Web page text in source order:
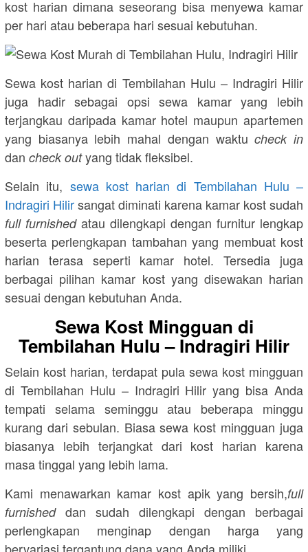
kost harian dimana seseorang bisa menyewa kamar
per hari atau beberapa hari sesuai kebutuhan.
Sewa kost harian di Tembilahan Hulu – Indragiri Hilir
juga hadir sebagai opsi sewa kamar yang lebih
terjangkau daripada kamar hotel maupun apartemen
yang biasanya lebih mahal dengan waktucheck in
dan check outyang tidak fleksibel.
Selain itu, sewa kost harian di Tembilahan Hulu –
Indragiri Hilirsangat diminati karena kamar kost sudah
full furnished atau dilengkapi dengan furnitur lengkap
beserta perlengkapan tambahan yang membuat kost
harian terasa seperti kamar hotel. Tersedia juga
berbagai pilihan kamar kost yang disewakan harian
sesuai dengan kebutuhan Anda.
Sewa Kost Mingguan di
Tembilahan Hulu – Indragiri Hilir
Selain kost harian, terdapat pula sewa kost mingguan
di Tembilahan Hulu – Indragiri Hilir yang bisa Anda
tempati selama seminggu atau beberapa minggu
kurang dari sebulan. Biasa sewa kost mingguan juga
biasanya lebih terjangkat dari kost harian karena
masa tinggal yang lebih lama.
Kami menawarkan kamar kost apik yang bersih,full
furnished dan sudah dilengkapi dengan berbagai
perlengkapan menginap dengan harga yang